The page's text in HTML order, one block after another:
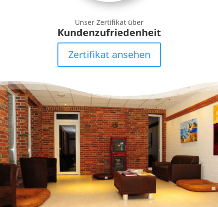
Unser Zertifikat über
Kundenzufriedenheit
Zertifikat ansehen